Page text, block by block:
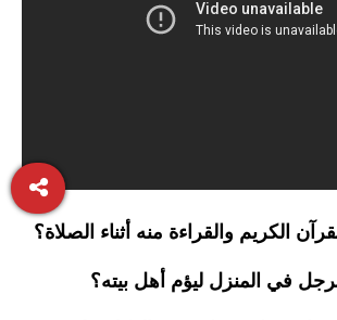
الكريم والقراءة منه أثناء الصلاة؟
في المنزل ليؤم أهل بيته؟